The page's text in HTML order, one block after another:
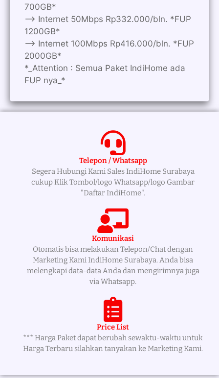
700GB*
—> Internet 50Mbps Rp332.000/bln. *FUP
1200GB*
—> Internet 100Mbps Rp416.000/bln. *FUP
2000GB*
*_Attention : Semua Paket IndiHome ada
FUP nya_*
Telepon / Whatsapp
Segera Hubungi Kami Sales IndiHome Surabaya
cukup Klik Tombol/logo Whatsapp/logo Gambar
"Daftar IndiHome".
Komunikasi
Otomatis bisa melakukan Telepon/Chat dengan
Marketing Kami IndiHome Surabaya. Anda bisa
melengkapi data-data Anda dan mengirimnya juga
via Whatsapp.
Price List
*** Harga Paket dapat berubah sewaktu-waktu untuk
Harga Terbaru silahkan tanyakan ke Marketing Kami.